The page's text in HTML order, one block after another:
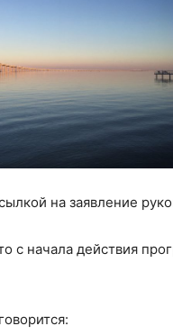
на заявление
с начала действия